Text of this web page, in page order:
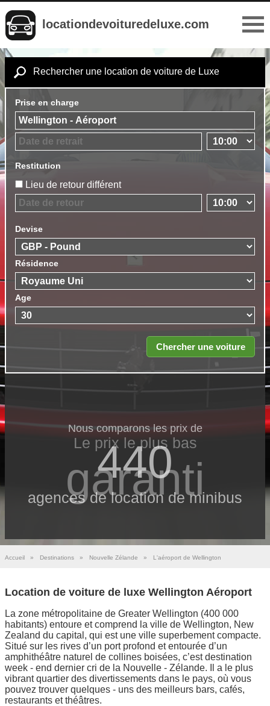
locationdevoituredeluxe.com
Rechercher une location de voiture de Luxe
Prise en charge
Restitution
Lieu de retour différent
Devise
Résidence
Age
Nous comparons les prix de
440
agences de location de minibus
Le prix le​ plus bas
garanti
Accueil » Destinations » Nouvelle Zélande » L'aéroport de Wellington
Location de voiture de luxe Wellington Aéroport
La zone métropolitaine de Greater Wellington (400 000
habitants) entoure et comprend la ville de Wellington, New
Zealand du capital, qui est une ville superbement compacte.
Situé sur les rives d’un port profond et entourée d’un
amphithéâtre naturel de collines boisées, c’est destination
week - end dernier cri de la Nouvelle - Zélande. Il a le plus
vibrant quartier des divertissements dans le pays, où vous
pouvez trouver quelques - uns des meilleurs bars, cafés,
restaurants et théâtres.